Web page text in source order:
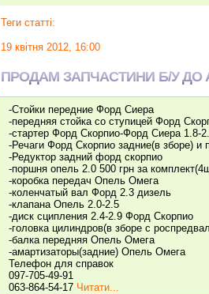
Теги статті:
19 квітня 2012, 16:00
ПРОДАМ ЗАПЧАСТИНИ Б/У ДО
-Стойки передние Форд Сиера
-передняя стойка со ступицей Форд
-стартер Форд Скорпио-Форд Сиера 1.8-
-Речаги Форд Скорпио задние(в зборе) и
-Редуктор задний форд скорпио
-поршня опель 2.0 500 грн за
-коробка передач Опель Омега
-коленчатый вал Форд 2.3 дизель
-клапана Опель 2.0-2.5
-диск сципления 2.4-2.9 Форд Скорпио
-головка цилиндров(в зборе с
-балка передняя Опель Омега
-амартизаторы(задние) Опель Омегa
Телефон для справок
097-705-49-91
063-864-54-17 Читати...